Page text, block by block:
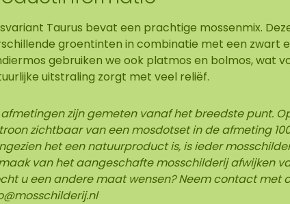
Taurus bevat een prachtige mossenmix.
groentinten in combinatie met een zwart
gebruiken we ook platmos en bolmos, wat
uitstraling zorgt met veel reliëf.
zijn gemeten vanaf het breedste punt.
zichtbaar van een mosdotset in de afmeting
het een natuurproduct is, is ieder
van het aangeschafte mosschilderij afwijken
u een andere maat wensen? Neem contact met